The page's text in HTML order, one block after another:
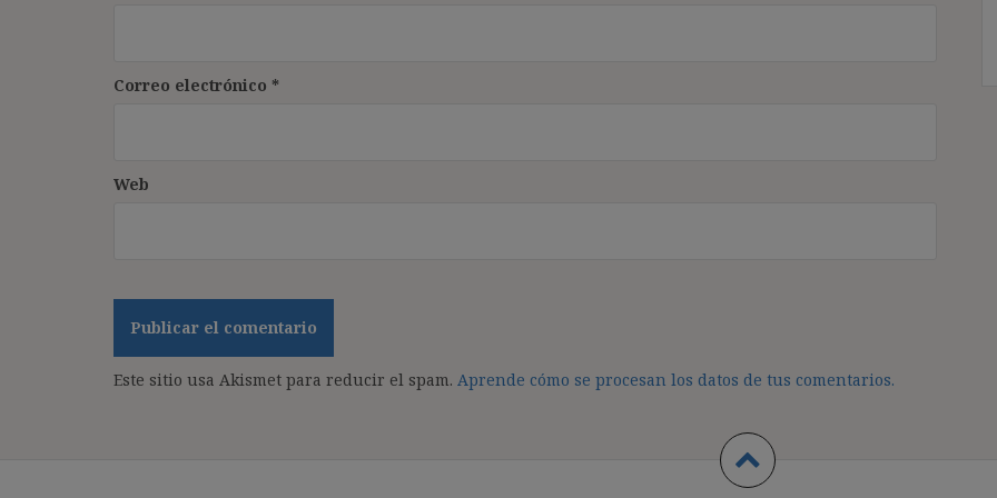
Correo electrónico *
Web
Este sitio usa Akismet para reducir el spam. Aprende cómo se procesan los datos de tus comentarios.